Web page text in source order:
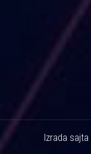
Izrada sajta